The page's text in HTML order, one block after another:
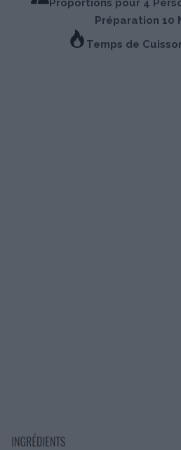
Proportions pour 4
Préparation 10
Temps de